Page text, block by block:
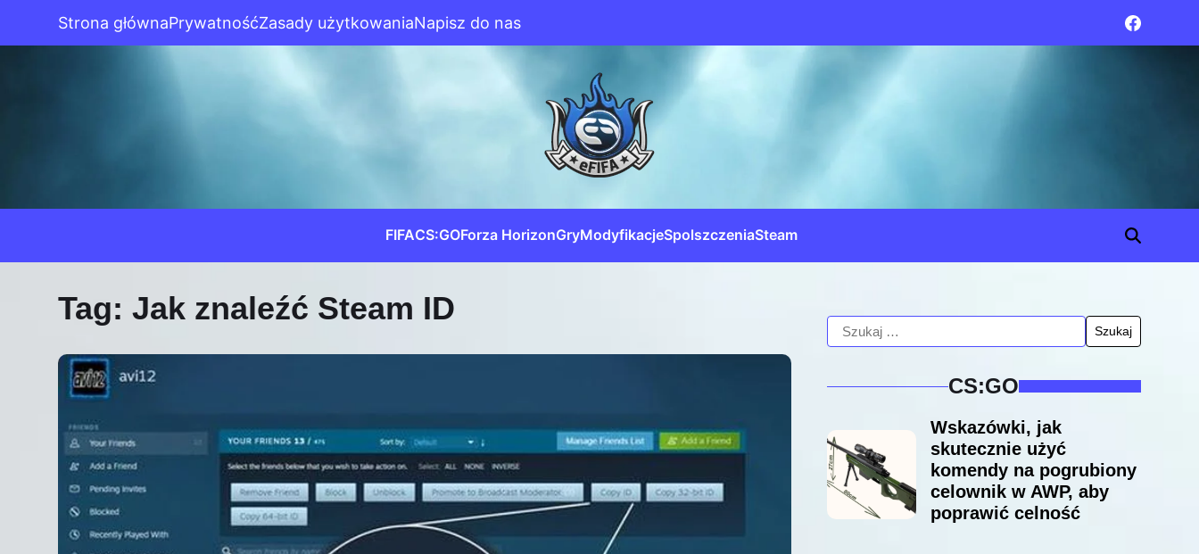
Strona głównaPrywatnośćZasady użytkowaniaNapisz do nas
FIFACS:GOForza HorizonGryModyfikacjeSpolszczeniaSteam
Tag: Jak znaleźć Steam ID
CS:GO
Wskazówki, jak
skutecznie użyć
komendy na pogrubiony
celownik w AWP, aby
poprawić celność